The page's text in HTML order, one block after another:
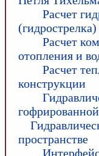
Расчет
Расчет
отопления и
Расчет
конструкции
пространстве